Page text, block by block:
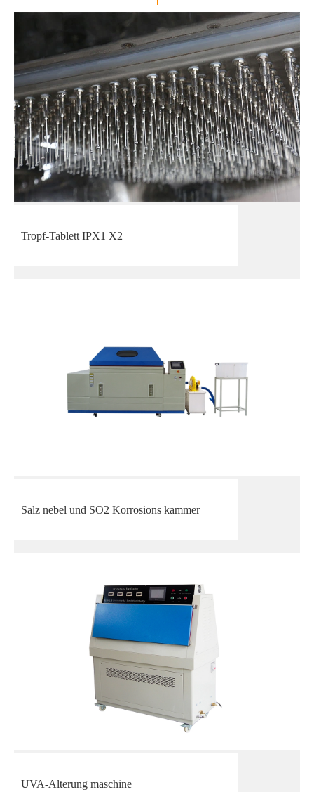
Tropf-Tablett IPX1 X2
Salz nebel und SO2 Korrosions kammer
UVA-Alterung maschine